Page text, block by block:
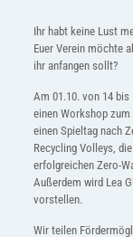
Ihr habt keine Lust
Euer Verein möchte
ihr anfangen sollt?
Am 01.10. von 14 bis
einen Workshop
einen Spieltag nach
Recycling Volleys,
erfolgreichen Zero-
Außerdem wird Lea
vorstellen.
Wir teilen